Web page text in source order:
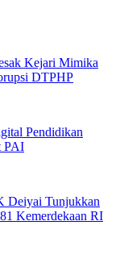
Kejari Mimika
DTPHP
Pendidikan
PAI
Deiyai Tunjukkan
Kemerdekaan RI